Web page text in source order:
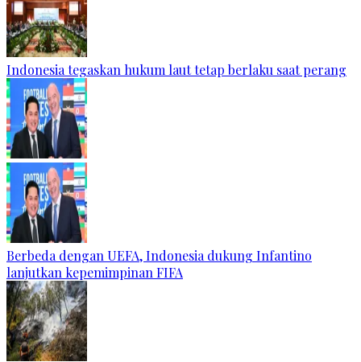
Indonesia tegaskan hukum laut tetap berlaku saat perang
Berbeda dengan UEFA, Indonesia dukung Infantino
lanjutkan kepemimpinan FIFA